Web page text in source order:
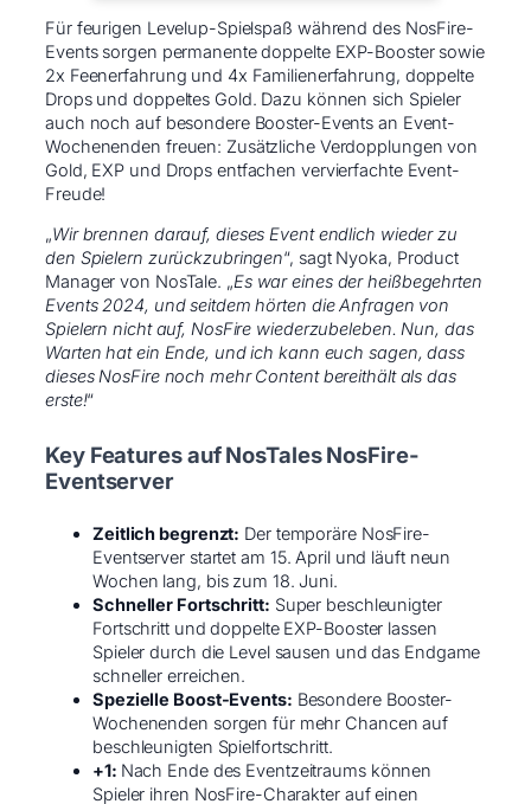
Für feurigen Levelup-Spielspaß während des NosFire-
Events sorgen permanente doppelte EXP-Booster sowie
2x Feenerfahrung und 4x Familienerfahrung, doppelte
Drops und doppeltes Gold. Dazu können sich Spieler
auch noch auf besondere Booster-Events an Event-
Wochenenden freuen: Zusätzliche Verdopplungen von
Gold, EXP und Drops entfachen vervierfachte Event-
Freude!
„Wir brennen darauf, dieses Event endlich wieder zu
den Spielern zurückzubringen“, sagt Nyoka, Product
Manager von NosTale. „Es war eines der heißbegehrten
Events 2024, und seitdem hörten die Anfragen von
Spielern nicht auf, NosFire wiederzubeleben. Nun, das
Warten hat ein Ende, und ich kann euch sagen, dass
dieses NosFire noch mehr Content bereithält als das
erste!“
Key Features auf NosTales NosFire-
Eventserver
Zeitlich begrenzt: Der temporäre NosFire-
Eventserver startet am 15. April und läuft neun
Wochen lang, bis zum 18. Juni.
Schneller Fortschritt: Super beschleunigter
Fortschritt und doppelte EXP-Booster lassen
Spieler durch die Level sausen und das Endgame
schneller erreichen.
Spezielle Boost-Events: Besondere Booster-
Wochenenden sorgen für mehr Chancen auf
beschleunigten Spielfortschritt.
+1: Nach Ende des Eventzeitraums können
Spieler ihren NosFire-Charakter auf einen